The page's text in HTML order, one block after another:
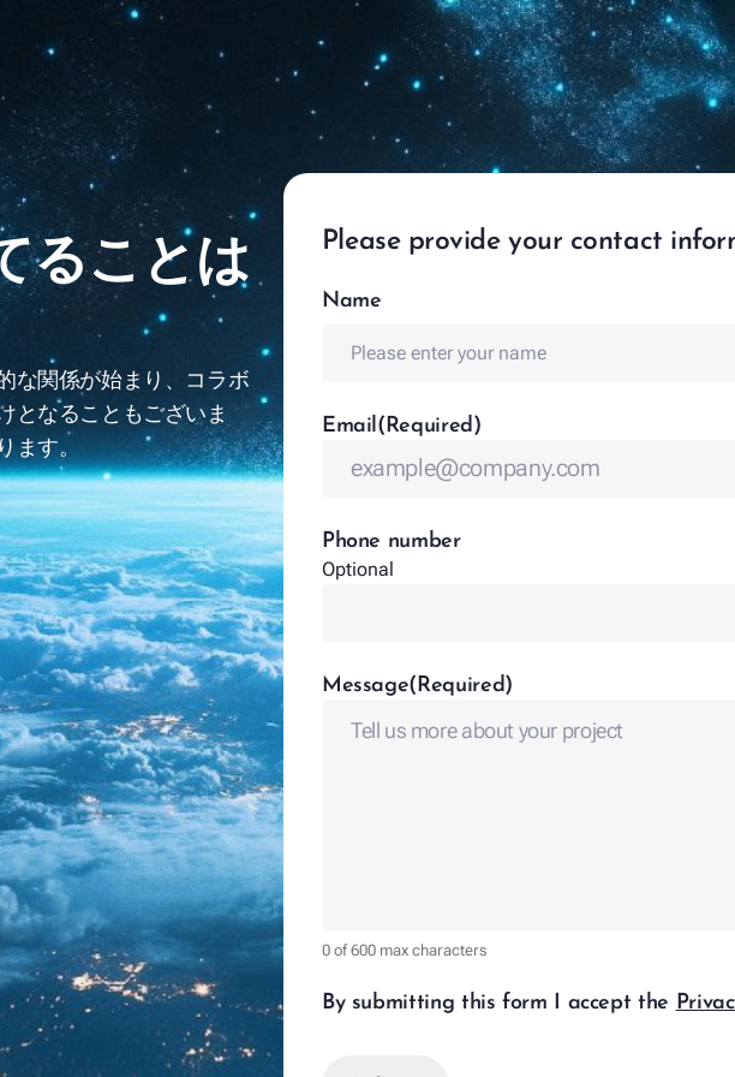
ジメントとサービス
とプロジェクト実現ソリューション
ネジメントと検証
ンジマネジメント
Enterprises
Fusionコールドチェー
リューション | CCMS
ることは
な関係が始まり、コラボ
となることもございま
ます。
Please provide your contact
Name(Required)
Name
Email (Required)
Phone number
Optional
Message(Required)
0 of 600 max characters
By submitting this form I accept the